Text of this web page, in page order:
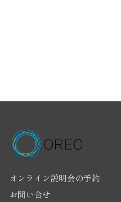
オンライン説明会の予約
お問い合せ